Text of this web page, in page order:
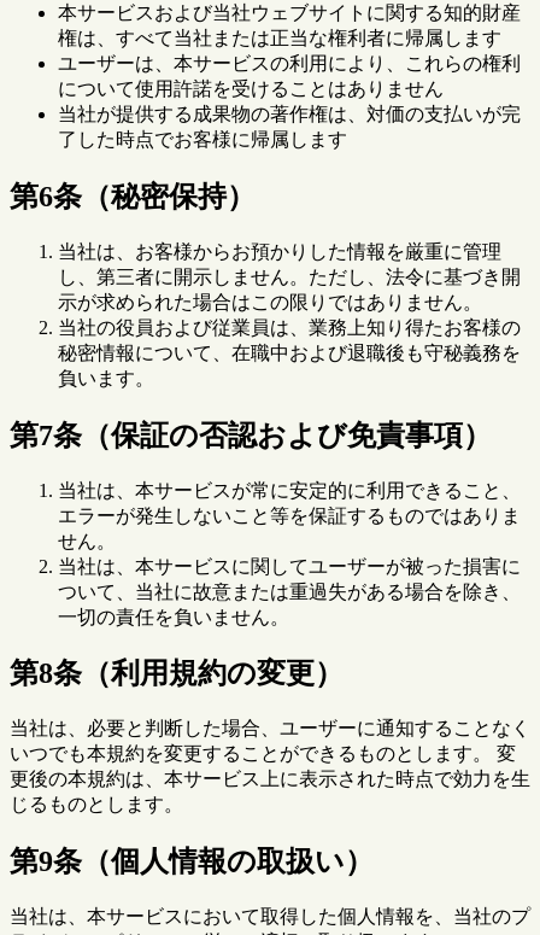
本サービスおよび当社ウェブサイトに関する知的財産
権は、すべて当社または正当な権利者に帰属します
ユーザーは、本サービスの利用により、これらの権利
について使用許諾を受けることはありません
当社が提供する成果物の著作権は、対価の支払いが完
了した時点でお客様に帰属します
第6条（秘密保持）
当社は、お客様からお預かりした情報を厳重に管理
し、第三者に開示しません。ただし、法令に基づき開
示が求められた場合はこの限りではありません。
当社の役員および従業員は、業務上知り得たお客様の
秘密情報について、在職中および退職後も守秘義務を
負います。
第7条（保証の否認および免責事項）
当社は、本サービスが常に安定的に利用できること、
エラーが発生しないこと等を保証するものではありま
せん。
当社は、本サービスに関してユーザーが被った損害に
ついて、当社に故意または重過失がある場合を除き、
一切の責任を負いません。
第8条（利用規約の変更）
当社は、必要と判断した場合、ユーザーに通知することなく
いつでも本規約を変更することができるものとします。 変
更後の本規約は、本サービス上に表示された時点で効力を生
じるものとします。
第9条（個人情報の取扱い）
当社は、本サービスにおいて取得した個人情報を、当社のプ